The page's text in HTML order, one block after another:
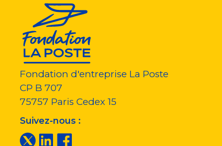
Fondation d'entreprise La Poste
CP B 707
75757 Paris Cedex 15
Suivez-nous :